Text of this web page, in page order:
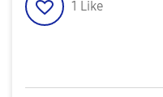
1 Like